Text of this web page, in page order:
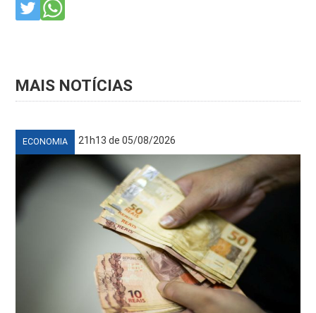
MAIS NOTÍCIAS
ECONOMIA 21h13 de 05/08/2026